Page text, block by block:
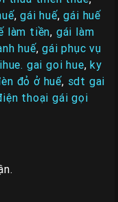
,gái huế,gái huế
làm tiền, gái làm
huế,gái phục vụ
gai goi hue,ky
đỏ ở huế, sdt gai
thoại gái gọi